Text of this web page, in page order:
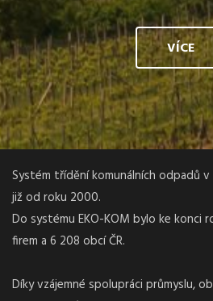
VÍCE
Systém třídění komunálních odpadů
již od roku 2000.
Do systému EKO-KOM bylo ke konci
firem a 6 208 obcí ČR.
Díky vzájemné spolupráci průmyslu,